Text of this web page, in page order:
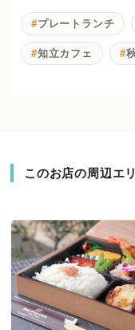
プレートランチ
知立カフェ
このお店の周辺エ